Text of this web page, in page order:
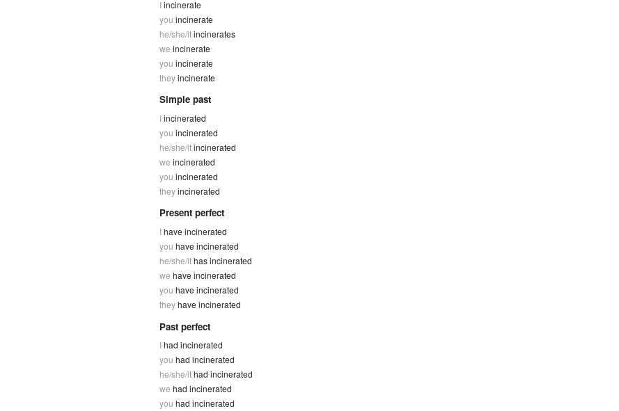
Iincinerate
you incinerate
he/she/itincinerates
we incinerate
you incinerate
theyincinerate
Simple past
Iincinerated
you incinerated
he/she/itincinerated
we incinerated
you incinerated
theyincinerated
Present perfect
Ihave incinerated
you have incinerated
he/she/ithas incinerated
we have incinerated
you have incinerated
theyhave incinerated
Past perfect
Ihad incinerated
you had incinerated
he/she/ithad incinerated
we had incinerated
you had incinerated